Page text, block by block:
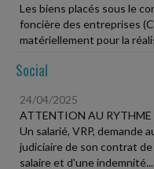
Les biens placés sous le
foncière des entreprises
matériellement pour la
Social
24/04/2025
ATTENTION AU RYTHME
Un salarié, VRP, demande
judiciaire de son contrat
salaire et d'une indemnité...